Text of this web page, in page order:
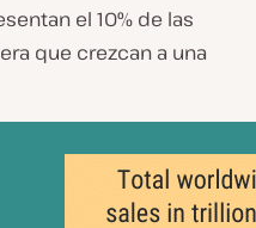
el 10% de las
que crezcan a una